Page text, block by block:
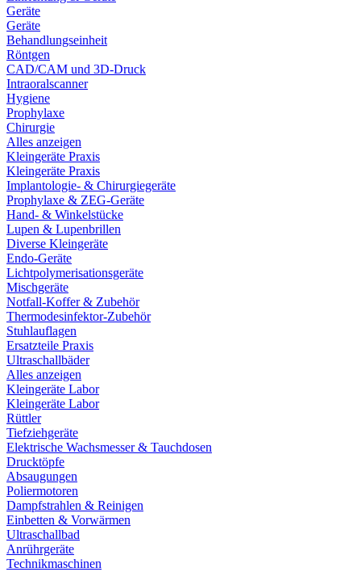
Geräte
Geräte
Behandlungseinheit
Röntgen
CAD/CAM und 3D-Druck
Intraoralscanner
Hygiene
Prophylaxe
Chirurgie
Alles anzeigen
Kleingeräte Praxis
Kleingeräte Praxis
Implantologie- & Chirurgiegeräte
Prophylaxe & ZEG-Geräte
Hand- & Winkelstücke
Lupen & Lupenbrillen
Diverse Kleingeräte
Endo-Geräte
Lichtpolymerisationsgeräte
Mischgeräte
Notfall-Koffer & Zubehör
Thermodesinfektor-Zubehör
Stuhlauflagen
Ersatzteile Praxis
Ultraschallbäder
Alles anzeigen
Kleingeräte Labor
Kleingeräte Labor
Rüttler
Tiefziehgeräte
Elektrische Wachsmesser & Tauchdosen
Drucktöpfe
Absaugungen
Poliermotoren
Dampfstrahlen & Reinigen
Einbetten & Vorwärmen
Ultraschallbad
Anrührgeräte
Technikmaschinen